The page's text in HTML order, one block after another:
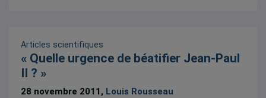
Articles scientifiques
« Quelle urgence de béatifier Jean-Paul
II ? »
28 novembre 2011, Louis Rousseau